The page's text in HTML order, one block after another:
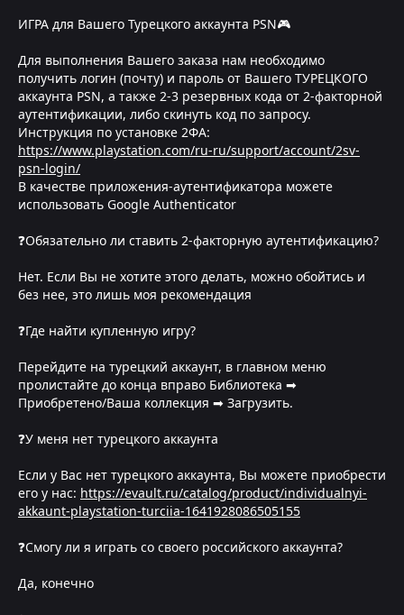
ИГРА для Вашего Турецкого аккаунта PSN🎮
Для выполнения Вашего заказа нам необходимо
получить логин (почту) и пароль от Вашего ТУРЕЦКОГО
аккаунта PSN, а также 2-3 резервных кода от 2-факторной
аутентификации, либо скинуть код по запросу.
Инструкция по установке 2ФА:
https://www.playstation.com/ru-ru/support/account/2sv-
psn-login/
В качестве приложения-аутентификатора можете
использовать Google Authenticator
❓Обязательно ли ставить 2-факторную аутентификацию?
Нет. Если Вы не хотите этого делать, можно обойтись и
без нее, это лишь моя рекомендация
❓Где найти купленную игру?
Перейдите на турецкий аккаунт, в главном меню
пролистайте до конца вправо Библиотека ➡
Приобретено/Ваша коллекция ➡ Загрузить.
❓У меня нет турецкого аккаунта
Если у Вас нет турецкого аккаунта, Вы можете приобрести
его у нас: https://evault.ru/catalog/product/individualnyi-
akkaunt-playstation-turciia-1641928086505155
❓Смогу ли я играть со своего российского аккаунта?
Да, конечно